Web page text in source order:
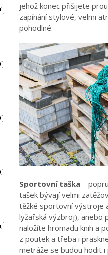
jehož konec přišijete
zapínání stylové, velmi
pohodlné.
Sportovní taška –
tašek bývají velmi
těžké sportovní výstroje
lyžařská výzbroj), anebo
naložíte hromadu knih a
z poutek a třeba i
metráže se budou hodit i